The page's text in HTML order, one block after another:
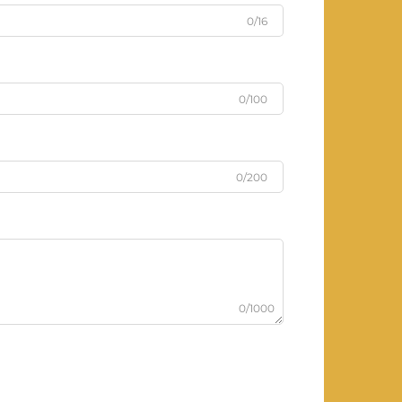
0/16
0/100
0/200
0/1000